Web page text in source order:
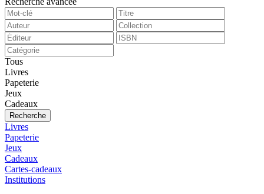
Tous
Livres
Papeterie
Jeux
Cadeaux
Recherche
Livres
Papeterie
Jeux
Cadeaux
Cartes-cadeaux
Institutions